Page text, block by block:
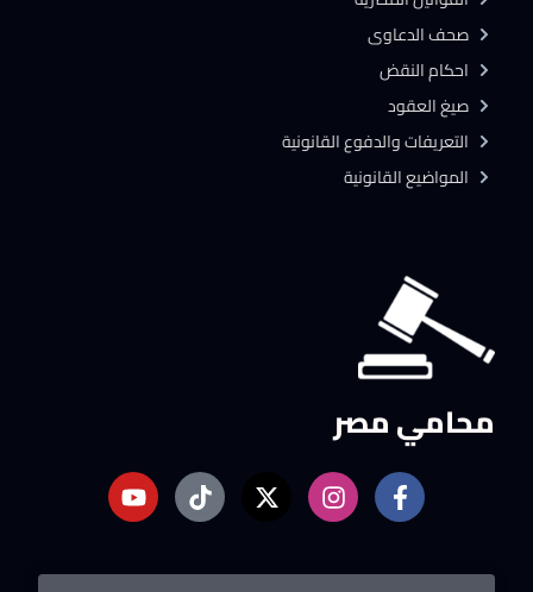
محامي مصر
صحف الدعاوى
احكام النقض
صيغ العقود
التعريفات والدفوع القانونية
المواضيع القانونية